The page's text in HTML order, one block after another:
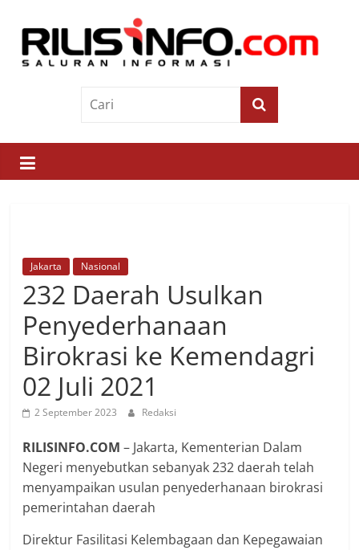
contentRilis
Saluran
Informasi
Jakarta Nasional
232 Daerah Usulkan
Penyederhanaan
Birokrasi ke Kemendagri
02 Juli 2021
2 September 2023 Redaksi
RILISINFO.COM – Jakarta, Kementerian Dalam
Negeri menyebutkan sebanyak 232 daerah telah
menyampaikan usulan penyederhanaan birokrasi
pemerintahan daerah
Direktur Fasilitasi Kelembagaan dan Kepegawaian